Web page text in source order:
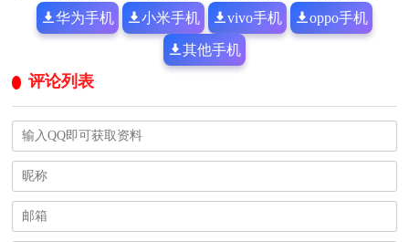
华为手机 小米手机 vivo手机 oppo手机
其他手机
评论列表